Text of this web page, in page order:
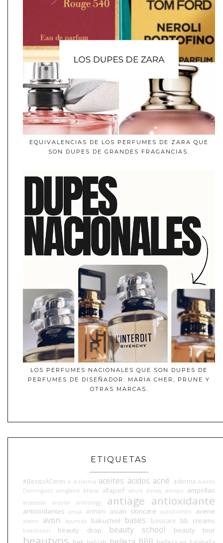
EQUIVALENCIAS DE LOS PERFUMES DE ZARA QUE
SON DUPES DE GRANDES FRAGANCIAS.
LOS PERFUMES NACIONALES QUE SON DUPES DE
PERFUMES DE DISEÑADOR: MARIA CHER, PRUNE Y
OTRAS MARCAS.
ETIQUETAS
#BesitoACerini a A-Derma aceites ácidos acné aderma Adolfo
Domínguez aengland Ahava alfaparf allure almay amope ampollas
anastasia ansolar anthology antiage antioxidante
antioxidantes anua armani asian skincare autobombo avene
aveno avon ayurvida bakuchiol bases basicare bb creams
beauticool beauty drop beauty school beauty tour